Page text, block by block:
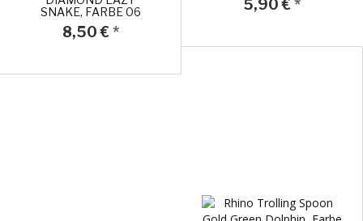
SNAKE, FARBE 06
8,50 € *
5,90 €*